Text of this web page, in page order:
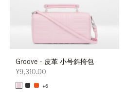
Groove - 皮革 小号斜挎包
¥9,310.00
+6